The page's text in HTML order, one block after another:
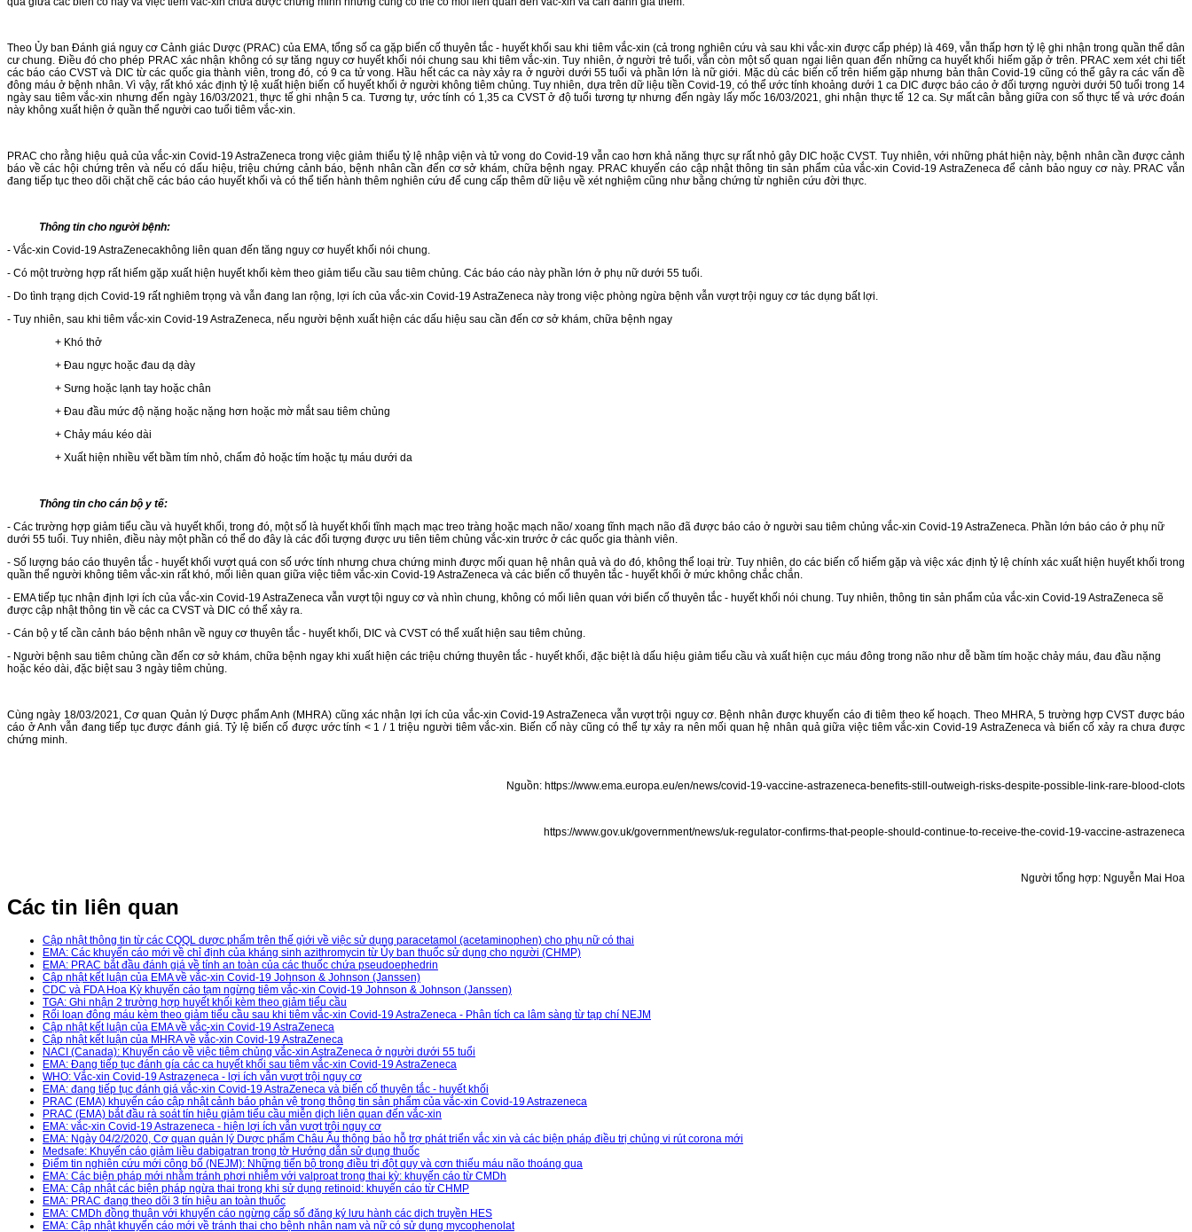
Theo Ủy ban Đánh giá nguy cơ Cảnh giác Dược (PRAC) của EMA, tổng số ca gặp biến cố thuyên tắc - huyết khối sau khi tiêm vắc-xin (cả trong nghiên cứu và sau khi vắc-xin được cấp phép) là 469, vẫn thấp hơn tỷ lệ ghi nhận trong quần thể dân
cư chung. Điều đó cho phép PRAC xác nhận không có sự tăng nguy cơ huyết khối nói chung sau khi tiêm vắc-xin. Tuy nhiên, ở người trẻ tuổi, vẫn còn một số quan ngại liên quan đến những ca huyết khối hiếm gặp ở trên. PRAC xem xét chi tiết
các báo cáo CVST và DIC từ các quốc gia thành viên, trong đó, có 9 ca tử vong. Hầu hết các ca này xảy ra ở người dưới 55 tuổi và phần lớn là nữ giới. Mặc dù các biến cố trên hiếm gặp nhưng bản thân Covid-19 cũng có thể gây ra các vấn đề
đông máu ở bệnh nhân. Vì vậy, rất khó xác định tỷ lệ xuất hiện biến cố huyết khối ở người không tiêm chủng. Tuy nhiên, dựa trên dữ liệu tiền Covid-19, có thể ước tính khoảng dưới 1 ca DIC được báo cáo ở đối tượng người dưới 50 tuổi trong 14
ngày sau tiêm vắc-xin nhưng đến ngày 16/03/2021, thực tế ghi nhận 5 ca. Tương tự, ước tính có 1,35 ca CVST ở độ tuổi tương tự nhưng đến ngày lấy mốc 16/03/2021, ghi nhận thực tế 12 ca. Sự mất cân bằng giữa con số thực tế và ước đoán
này không xuất hiện ở quần thể người cao tuổi tiêm vắc-xin.
PRAC cho rằng hiệu quả của vắc-xin Covid-19 AstraZeneca trong việc giảm thiểu tỷ lệ nhập viện và tử vong do Covid-19 vẫn cao hơn khả năng thực sự rất nhỏ gây DIC hoặc CVST. Tuy nhiên, với những phát hiện này, bệnh nhân cần được cảnh
báo về các hội chứng trên và nếu có dấu hiệu, triệu chứng cảnh báo, bệnh nhân cần đến cơ sở khám, chữa bệnh ngay. PRAC khuyến cáo cập nhật thông tin sản phẩm của vắc-xin Covid-19 AstraZeneca để cảnh bảo nguy cơ này. PRAC vẫn
đang tiếp tục theo dõi chặt chẽ các báo cáo huyết khối và có thể tiến hành thêm nghiên cứu để cung cấp thêm dữ liệu về xét nghiệm cũng như bằng chứng từ nghiên cứu đời thực.
Thông tin cho người bệnh:
- Vắc-xin Covid-19 AstraZenecakhông liên quan đến tăng nguy cơ huyết khối nói chung.
- Có một trường hợp rất hiếm gặp xuất hiện huyết khối kèm theo giảm tiểu cầu sau tiêm chủng. Các báo cáo này phần lớn ở phụ nữ dưới 55 tuổi.
- Do tình trạng dịch Covid-19 rất nghiêm trọng và vẫn đang lan rộng, lợi ích của vắc-xin Covid-19 AstraZeneca này trong việc phòng ngừa bệnh vẫn vượt trội nguy cơ tác dụng bất lợi.
- Tuy nhiên, sau khi tiêm vắc-xin Covid-19 AstraZeneca, nếu người bệnh xuất hiện các dấu hiệu sau cần đến cơ sở khám, chữa bệnh ngay
+ Khó thở
+ Đau ngực hoặc đau dạ dày
+ Sưng hoặc lạnh tay hoặc chân
+ Đau đầu mức độ nặng hoặc nặng hơn hoặc mờ mắt sau tiêm chủng
+ Chảy máu kéo dài
+ Xuất hiện nhiều vết bầm tím nhỏ, chấm đỏ hoặc tím hoặc tụ máu dưới da
Thông tin cho cán bộ y tế:
- Các trường hợp giảm tiểu cầu và huyết khối, trong đó, một số là huyết khối tĩnh mạch mạc treo tràng hoặc mạch não/ xoang tĩnh mạch não đã được báo cáo ở người sau tiêm chủng vắc-xin Covid-19 AstraZeneca. Phần lớn báo cáo ở phụ nữ
dưới 55 tuổi. Tuy nhiên, điều này một phần có thể do đây là các đối tượng được ưu tiên tiêm chủng vắc-xin trước ở các quốc gia thành viên.
- Số lượng báo cáo thuyên tắc - huyết khối vượt quá con số ước tính nhưng chưa chứng minh được mối quan hệ nhân quả và do đó, không thể loại trừ. Tuy nhiên, do các biến cố hiếm gặp và việc xác định tỷ lệ chính xác xuất hiện huyết khối trong
quần thể người không tiêm vắc-xin rất khó, mối liên quan giữa việc tiêm vắc-xin Covid-19 AstraZeneca và các biến cố thuyên tắc - huyết khối ở mức không chắc chắn.
- EMA tiếp tục nhận định lợi ích của vắc-xin Covid-19 AstraZeneca vẫn vượt tội nguy cơ và nhìn chung, không có mối liên quan với biến cố thuyên tắc - huyết khối nói chung. Tuy nhiên, thông tin sản phẩm của vắc-xin Covid-19 AstraZeneca sẽ
được cập nhật thông tin về các ca CVST và DIC có thể xảy ra.
- Cán bộ y tế cần cảnh báo bệnh nhân về nguy cơ thuyên tắc - huyết khối, DIC và CVST có thể xuất hiện sau tiêm chủng.
- Người bệnh sau tiêm chủng cần đến cơ sở khám, chữa bệnh ngay khi xuất hiện các triệu chứng thuyên tắc - huyết khối, đặc biệt là dấu hiệu giảm tiểu cầu và xuất hiện cục máu đông trong não như dễ bầm tím hoặc chảy máu, đau đầu nặng
hoặc kéo dài, đặc biệt sau 3 ngày tiêm chủng.
Cùng ngày 18/03/2021, Cơ quan Quản lý Dược phẩm Anh (MHRA) cũng xác nhận lợi ích của vắc-xin Covid-19 AstraZeneca vẫn vượt trội nguy cơ. Bệnh nhân được khuyến cáo đi tiêm theo kế hoạch. Theo MHRA, 5 trường hợp CVST được báo
cáo ở Anh vẫn đang tiếp tục được đánh giá. Tỷ lệ biến cố được ước tính < 1 / 1 triệu người tiêm vắc-xin. Biến cố này cũng có thể tự xảy ra nên mối quan hệ nhân quả giữa việc tiêm vắc-xin Covid-19 AstraZeneca và biến cố xảy ra chưa được
chứng minh.
Nguồn: https://www.ema.europa.eu/en/news/covid-19-vaccine-astrazeneca-benefits-still-outweigh-risks-despite-possible-link-rare-blood-clots
https://www.gov.uk/government/news/uk-regulator-confirms-that-people-should-continue-to-receive-the-covid-19-vaccine-astrazeneca
Người tổng hợp: Nguyễn Mai Hoa
Các tin liên quan
Cập nhật thông tin từ các CQQL dược phẩm trên thế giới về việc sử dụng paracetamol (acetaminophen) cho phụ nữ có thai
EMA: Các khuyến cáo mới về chỉ định của kháng sinh azithromycin từ Ủy ban thuốc sử dụng cho người (CHMP)
EMA: PRAC bắt đầu đánh giá về tính an toàn của các thuốc chứa pseudoephedrin
Cập nhật kết luận của EMA về vắc-xin Covid-19 Johnson & Johnson (Janssen)
CDC và FDA Hoa Kỳ khuyến cáo tạm ngừng tiêm vắc-xin Covid-19 Johnson & Johnson (Janssen)
TGA: Ghi nhận 2 trường hợp huyết khối kèm theo giảm tiểu cầu
Rối loạn đông máu kèm theo giảm tiểu cầu sau khi tiêm vắc-xin Covid-19 AstraZeneca - Phân tích ca lâm sàng từ tạp chí NEJM
Cập nhật kết luận của EMA về vắc-xin Covid-19 AstraZeneca
Cập nhật kết luận của MHRA về vắc-xin Covid-19 AstraZeneca
NACI (Canada): Khuyến cáo về việc tiêm chủng vắc-xin AstraZeneca ở người dưới 55 tuổi
EMA: Đang tiếp tục đánh gía các ca huyết khối sau tiêm vắc-xin Covid-19 AstraZeneca
WHO: Vắc-xin Covid-19 Astrazeneca - lợi ích vẫn vượt trội nguy cơ
EMA: đang tiếp tục đánh giá vắc-xin Covid-19 AstraZeneca và biến cố thuyên tắc - huyết khối
PRAC (EMA) khuyến cáo cập nhật cảnh báo phản vệ trong thông tin sản phẩm của vắc-xin Covid-19 Astrazeneca
PRAC (EMA) bắt đầu rà soát tín hiệu giảm tiểu cầu miễn dịch liên quan đến vắc-xin
EMA: vắc-xin Covid-19 Astrazeneca - hiện lợi ích vẫn vượt trội nguy cơ
EMA: Ngày 04/2/2020, Cơ quan quản lý Dược phẩm Châu Âu thông báo hỗ trợ phát triển vắc xin và các biện pháp điều trị chủng vi rút corona mới
Medsafe: Khuyến cáo giảm liều dabigatran trong tờ Hướng dẫn sử dụng thuốc
Điểm tin nghiên cứu mới công bố (NEJM): Những tiến bộ trong điều trị đột quỵ và cơn thiếu máu não thoáng qua
EMA: Các biện pháp mới nhằm tránh phơi nhiễm với valproat trong thai kỳ: khuyến cáo từ CMDh
EMA: Cập nhật các biện pháp ngừa thai trong khi sử dụng retinoid: khuyến cáo từ CHMP
EMA: PRAC đang theo dõi 3 tín hiệu an toàn thuốc
EMA: CMDh đồng thuận với khuyến cáo ngừng cấp số đăng ký lưu hành các dịch truyền HES
EMA: Cập nhật khuyến cáo mới về tránh thai cho bệnh nhân nam và nữ có sử dụng mycophenolat